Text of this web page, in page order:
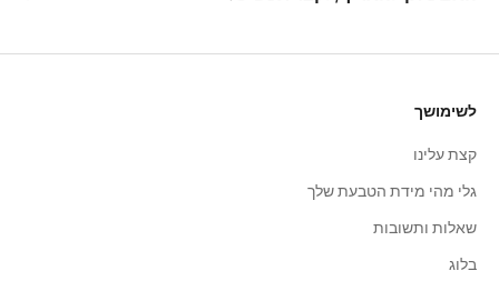
לשימושך
קצת עלינו
גלי מהי מידת הטבעת שלך
שאלות ותשובות
בלוג